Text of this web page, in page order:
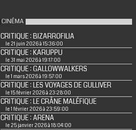
CINÉMA
CRITIQUE : BIZARROFILIA
le 21 juin 2026 à 15:36:00
CRITIQUE : KARUPPU
le 31 mai 2026 à 19:17:00
CRITIQUE : GALLOWWALKERS
le 1 mars 2026 à 19:57:00
CRITIQUE : LES VOYAGES DE GULLIVER
le 15 février 2026 à 23:28:00
CRITIQUE : LE CRÂNE MALÉFIQUE
le 1 février 2026 à 23:59:00
CRITIQUE : ARENA
le 25 janvier 2026 à 18:04:00